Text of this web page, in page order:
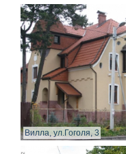
Вилла, ул.Гоголя, 3